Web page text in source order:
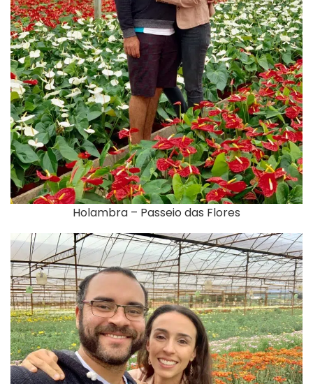
Holambra – Passeio das Flores